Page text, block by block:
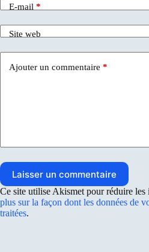
E-mail *
Site web
Ajouter un commentaire *
Laisser un commentaire
Ce site utilise Akismet pour réduire les
plus sur la façon dont les données de
traitées.